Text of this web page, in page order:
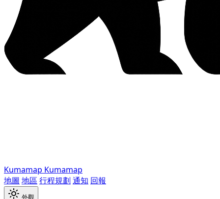
Kumamap Kumamap
地圖 地區 行程規劃 通知 回報
外觀